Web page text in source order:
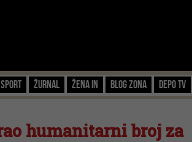
Sport Žurnal Žena IN Blog zona Depo TV
humanitarni broj za